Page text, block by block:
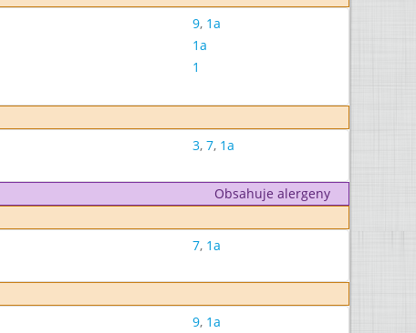
9, 1a
1a
1
3, 7, 1a
Obsahuje alergeny
7, 1a
9, 1a